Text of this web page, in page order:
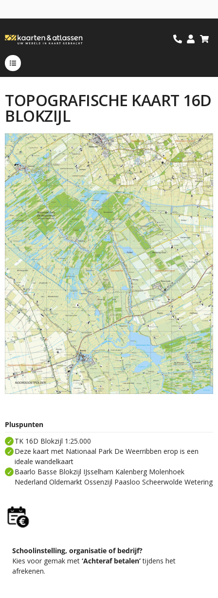
TOPOGRAFISCHE KAART 16D
BLOKZIJL
Pluspunten
TK 16D Blokzijl 1:25.000
Deze kaart met Nationaal Park De Weerribben erop is een
ideale wandelkaart
Baarlo Basse Blokzijl IJsselham Kalenberg Molenhoek
Nederland Oldemarkt Ossenzijl Paasloo Scheerwolde Wetering
Schoolinstelling, organisatie of bedrijf?
Kies voor gemak met ‘Achteraf betalen’tijdens het
afrekenen.